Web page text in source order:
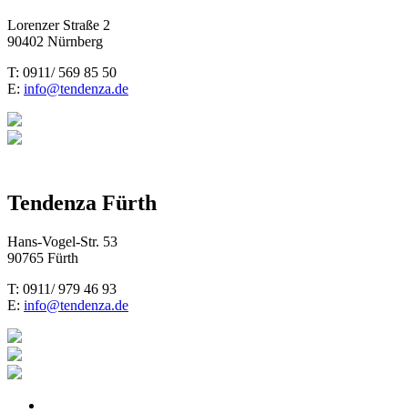
Lorenzer Straße 2
90402 Nürnberg
T: 0911/ 569 85 50
E: info@tendenza.de
Tendenza Fürth
Hans-Vogel-Str. 53
90765 Fürth
T: 0911/ 979 46 93
E: info@tendenza.de